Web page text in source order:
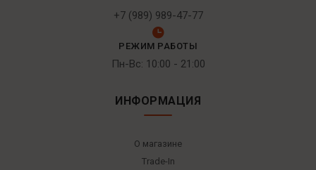
+7 (989) 989-47-77
РЕЖИМ РАБОТЫ
Пн-Вс: 10:00 - 21:00
ИНФОРМАЦИЯ
О магазине
Trade-In